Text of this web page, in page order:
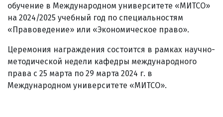
обучение в Международном университете «МИТСО»
на 2024/2025 учебный год по специальностям
«Правоведение» или «Экономическое право».
Церемония награждения состоится в рамках научно-
методической недели кафедры международного
права с 25 марта по 29 марта 2024 г. в
Международном университете «МИТСО».